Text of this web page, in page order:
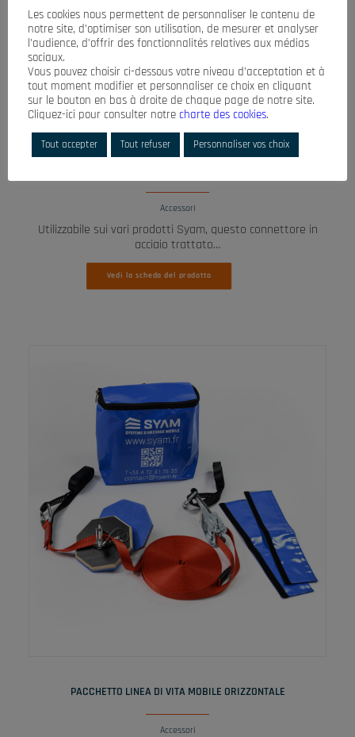
LEGGI TUTTO
Accessori
Utilizzabile sui vari prodotti Syam, questo connettore in
acciaio trattato…
Vedi la scheda del prodotto
PACCHETTO LINEA DI VITA MOBILE ORIZZONTALE
Accessori
Les cookies nous permettent de personnaliser le contenu de
notre site, d’optimiser son utilisation, de mesurer et analyser
l’audience, d’offrir des fonctionnalités relatives aux médias
sociaux.
Vous pouvez choisir ci-dessous votre niveau d’acceptation et à
tout moment modifier et personnaliser ce choix en cliquant
sur le bouton en bas à droite de chaque page de notre site.
Cliquez-ici pour consulter notre charte des cookies.
Tout accepter Tout refuser Personnaliser vos choix